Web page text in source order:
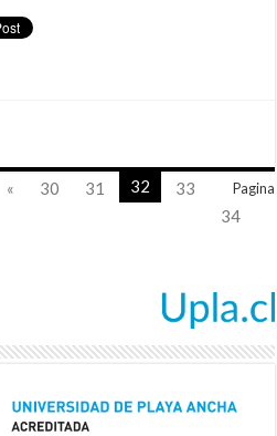
Pagina
« 30 31 32
33
34